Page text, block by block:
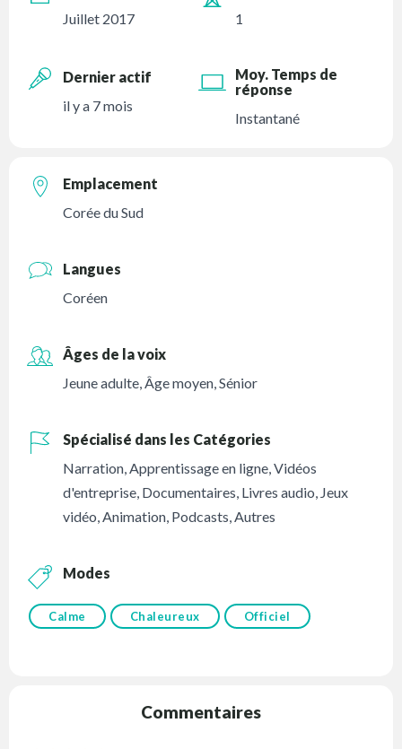
Juillet 2017
1
Dernier actif
il y a 7 mois
Moy. Temps de
réponse
Instantané
Emplacement
Corée du Sud
Langues
Coréen
Âges de la voix
Jeune adulte,Âge moyen,Sénior
Spécialisé dans les Catégories
Narration,Apprentissage en ligne,Vidéos
d'entreprise, Documentaires, Livres audio, Jeux
vidéo,Animation, Podcasts,Autres
Modes
Calme Chaleureux Officiel
Commentaires